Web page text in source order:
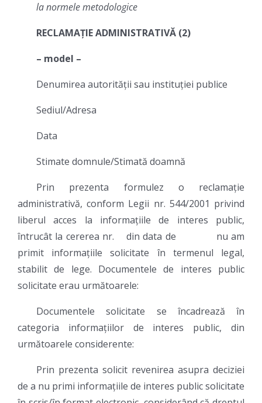
la normele metodologice
RECLAMAȚIE ADMINISTRATIVĂ (2)
– model –
Denumirea autorității sau instituției publice
Sediul/Adresa
Data
Stimate domnule/Stimată doamnă
Prin prezenta formulez o reclamație
administrativă, conform Legii nr. 544/2001 privind
liberul acces la informațiile de interes public,
întrucât la cererea nr. din data de nu am
primit informațiile solicitate în termenul legal,
stabilit de lege. Documentele de interes public
solicitate erau următoarele:
Documentele solicitate se încadrează în
categoria informațiilor de interes public, din
următoarele considerente:
Prin prezenta solicit revenirea asupra deciziei
de a nu primi informațiile de interes public solicitate